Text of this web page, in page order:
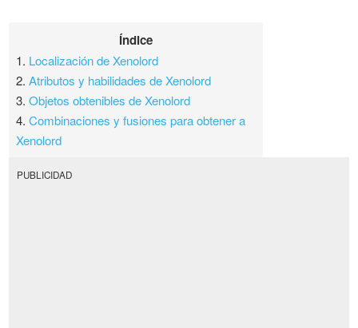
Índice
1. Localización de Xenolord
2.Atributos y habilidades de Xenolord
3.Objetos obtenibles de Xenolord
4.Combinaciones y fusiones para obtener a
Xenolord
PUBLICIDAD